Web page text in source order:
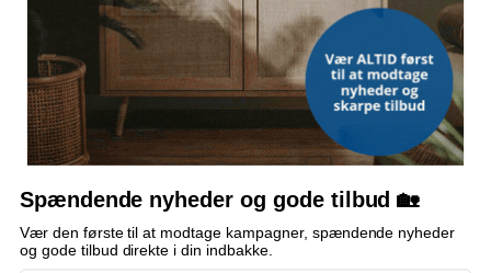
Spændende nyheder og gode tilbud 🏡
Vær den første til at modtage kampagner, spændende nyheder
og gode tilbud direkte i din indbakke.